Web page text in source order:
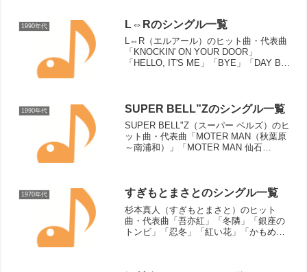
グ...
1990年代 L⇔Rのシングル一覧
L⇔R（エルアール）のヒット曲・代表曲
「KNOCKIN' ON YOUR DOOR」
「HELLO, IT'S ME」「BYE」「DAY BY
1990年代 SUPER BELL”Zのシングル一覧
SUPER BELL"Z（スーパー ベルズ）のヒ
ット曲・代表曲「MOTER MAN（秋葉原
～南浦和）」「MOTER MAN 仙石
1970年代 すぎもとまさとのシングル一覧
杉本真人（すぎもとまさと）のヒット
曲・代表曲「吾亦紅」「冬隣」「銀座の
トンビ」「忍冬」「紅い花」「かもめの